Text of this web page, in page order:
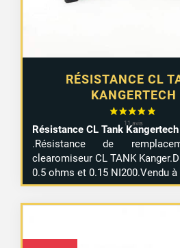
RÉSISTANCE CL
KANGERTECH
Résistance CL Tank Kangertech
.Résistance de
clearomiseur CL TANK
0.5 ohms et 0.15 NI200.Vendu à